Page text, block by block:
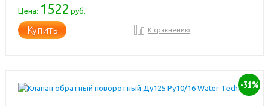
Цена: 1522 руб.
Купить К сравнению
-31%